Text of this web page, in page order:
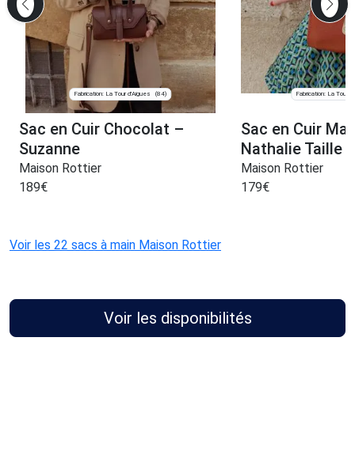
Fabrication: La Tour d'Aigues (84)
Sac en Cuir Chocolat –
Suzanne
Maison Rottier
189€
Fabrication: La Tour
Sac en Cuir
Nathalie Taille S
Maison Rottier
179€
Voir les 22 sacs à main Maison Rottier
Voir les disponibilités